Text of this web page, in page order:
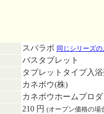
スパラボ 同じシリーズ
バスタブレット
タブレットタイプ入
カネボウ(株)
カネボウホームプロ
210 円 (オープン価格の場